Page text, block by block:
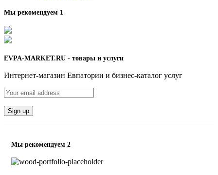
Мы рекомендуем 1
EVPA-MARKET.RU - товары и услуги
Интернет-магазин Евпатории и бизнес-каталог услуг
Мы рекомендуем 2